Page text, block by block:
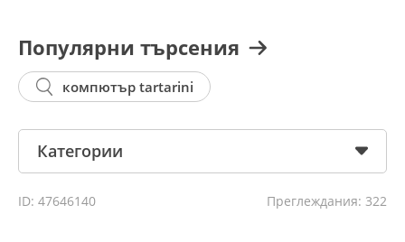
Популярни търсения
компютър tartarini
Категории
ID: 47646140 Преглеждания: 322